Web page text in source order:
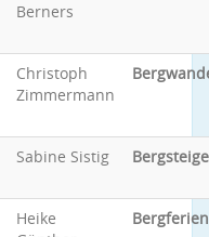
Berners
Christoph
Zimmermann
Sabine Sistig
Heike
Bergferien